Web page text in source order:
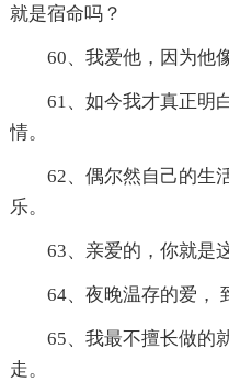
就是宿命吗？
60、我爱他，因为他
61、如今我才真正明
情。
62、偶尔然自己的生
乐。
63、亲爱的，你就是
64、夜晚温存的爱，
65、我最不擅长做的
走。